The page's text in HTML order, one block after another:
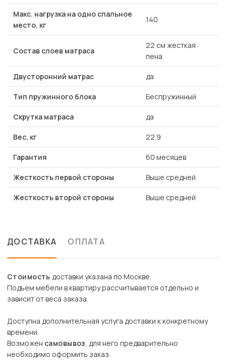
Макс. нагрузка на одно спальное
место, кг
140
Состав слоев матраса
22 см жесткая
пена
Двусторонний матрас да
Тип пружинного блока Беспружинный
Скрутка матраса да
Вес, кг 22.9
Гарантия 60 месяцев
Жесткость первой стороны Выше средней
Жесткость второй стороны Выше средней
ДОСТАВКА ОПЛАТА
Стоимость доставки указана по Москве.
Подъем мебели в квартиру рассчитывается отдельно и
зависит от веса заказа.
Доступна дополнительная услуга доставки к конкретному
времени.
Возможен самовывоз, для него предварительно
необходимо оформить заказ.